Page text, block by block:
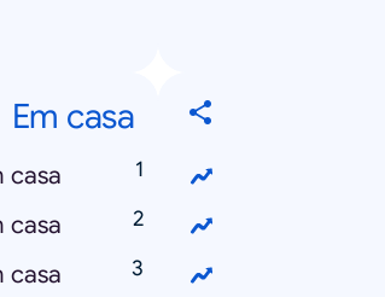
Em casa
casa
casa